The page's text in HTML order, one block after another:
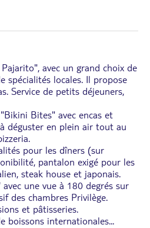
avec un grand choix de
spécialités locales. Il propose
Service de petits déjeuners,
Bites" avec encas et
déguster en plein air tout au
pour les dîners (sur
pantalon exigé pour les
steak house et japonais.
une vue à 180 degrés sur
des chambres Privilège.
et pâtisseries.
boissons internationales...